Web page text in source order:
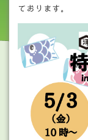
ております。